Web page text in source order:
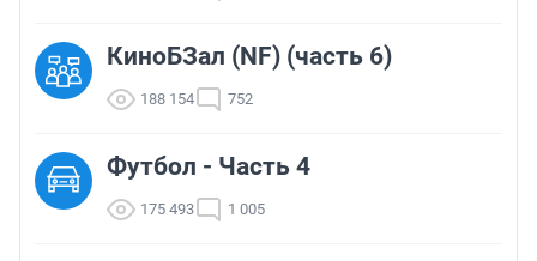
КиноБЗал (NF) (часть 6)
188 154 752
Футбол - Часть 4
175 493 1 005